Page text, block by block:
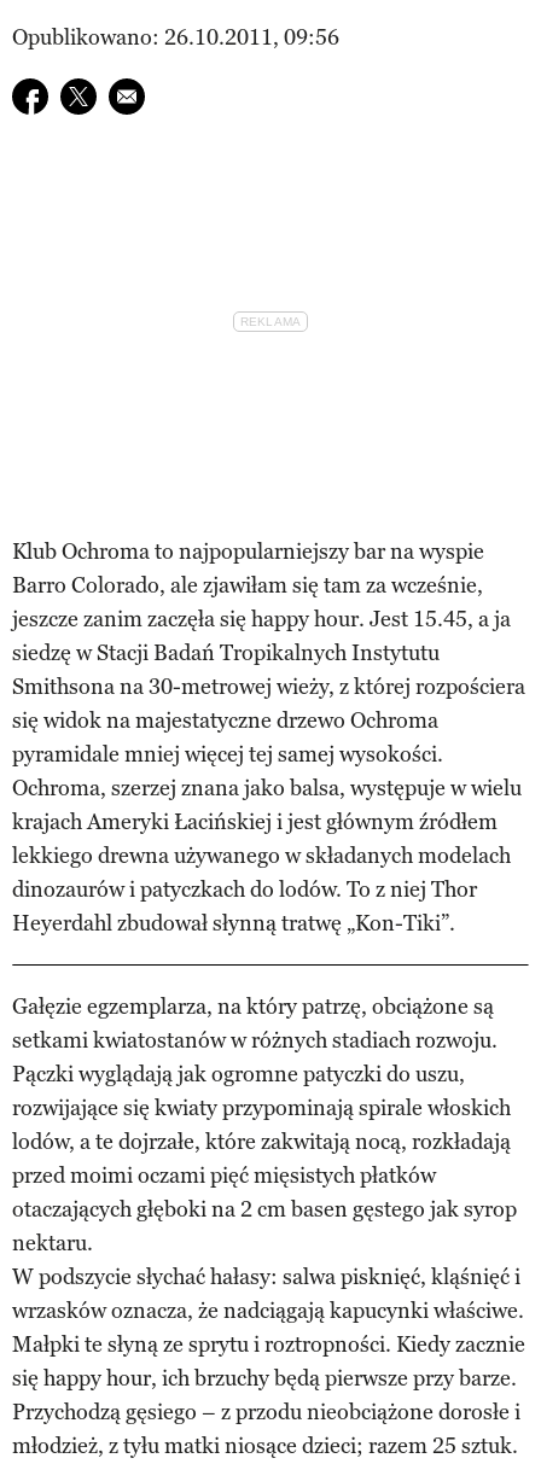
Opublikowano: 26.10.2011, 09:56
Udostępnij na facebook
Udostępnij na twitter
E-mail do przyjaciela
Klub Ochroma to najpopularniejszy bar na wyspie
Barro Colorado, ale zjawiłam się tam za wcześnie,
jeszcze zanim zaczęła się happy hour. Jest 15.45, a ja
siedzę w Stacji Badań Tropikalnych Instytutu
Smithsona na 30-metrowej wieży, z której rozpościera
się widok na majestatyczne drzewo Ochroma
pyramidale mniej więcej tej samej wysokości.
Ochroma, szerzej znana jako balsa, występuje w wielu
krajach Ameryki Łacińskiej i jest głównym źródłem
lekkiego drewna używanego w składanych modelach
dinozaurów i patyczkach do lodów. To z niej Thor
Heyerdahl zbudował słynną tratwę „Kon-Tiki”.
Gałęzie egzemplarza, na który patrzę, obciążone są
setkami kwiatostanów w różnych stadiach rozwoju.
Pączki wyglądają jak ogromne patyczki do uszu,
rozwijające się kwiaty przypominają spirale włoskich
lodów, a te dojrzałe, które zakwitają nocą, rozkładają
przed moimi oczami pięć mięsistych płatków
otaczających głęboki na 2 cm basen gęstego jak syrop
nektaru.
W podszycie słychać hałasy: salwa pisknięć, kląśnięć i
wrzasków oznacza, że nadciągają kapucynki właściwe.
Małpki te słyną ze sprytu i roztropności. Kiedy zacznie
się happy hour, ich brzuchy będą pierwsze przy barze.
Przychodzą gęsiego – z przodu nieobciążone dorosłe i
młodzież, z tyłu matki niosące dzieci; razem 25 sztuk.